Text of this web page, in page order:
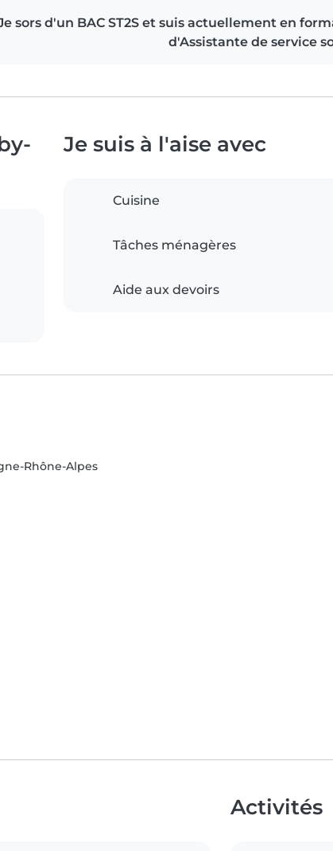
sors d'un BAC ST2S et suis actuellement en
d'Assistante de service
Je suis à l'aise avec
Cuisine
Tâches ménagères
Aide aux devoirs
Rhône-Alpes
Activités